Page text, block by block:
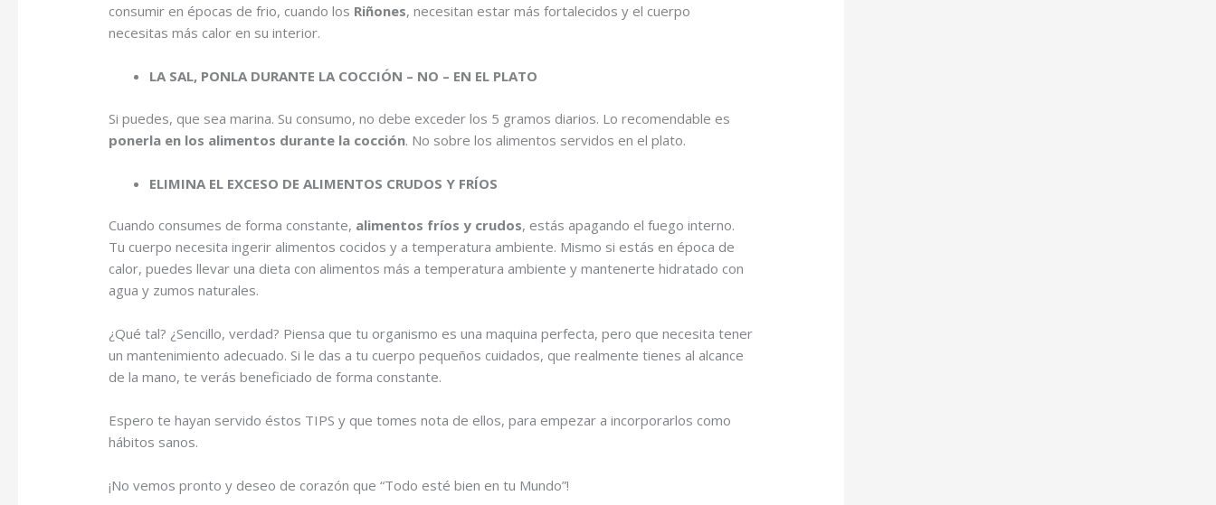
consumir en épocas de frio, cuando los Riñones, necesitan estar más fortalecidos y el cuerpo
necesitas más calor en su interior.
LA SAL, PONLA DURANTE LA COCCIÓN – NO – EN EL PLATO
Si puedes, que sea marina. Su consumo, no debe exceder los 5 gramos diarios. Lo recomendable es
ponerla en los alimentos durante la cocción. No sobre los alimentos servidos en el plato.
ELIMINA EL EXCESO DE ALIMENTOS CRUDOS Y FRÍOS
Cuando consumes de forma constante, alimentos fríos y crudos, estás apagando el fuego interno.
Tu cuerpo necesita ingerir alimentos cocidos y a temperatura ambiente. Mismo si estás en época de
calor, puedes llevar una dieta con alimentos más a temperatura ambiente y mantenerte hidratado con
agua y zumos naturales.
¿Qué tal? ¿Sencillo, verdad? Piensa que tu organismo es una maquina perfecta, pero que necesita tener
un mantenimiento adecuado. Si le das a tu cuerpo pequeños cuidados, que realmente tienes al alcance
de la mano, te verás beneficiado de forma constante.
Espero te hayan servido éstos TIPS y que tomes nota de ellos, para empezar a incorporarlos como
hábitos sanos.
¡No vemos pronto y deseo de corazón que “Todo esté bien en tu Mundo”!